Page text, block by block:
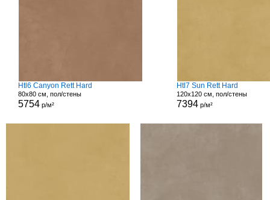
Htl6 Canyon Rett Hard
80x80 см, пол/стены
5754 р/м²
Htl7 Sun Rett Hard
120x120 см, пол/стены
7394 р/м²